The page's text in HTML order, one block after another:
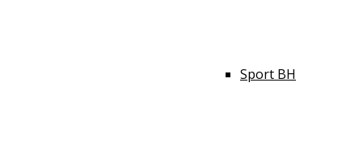
Sport BH